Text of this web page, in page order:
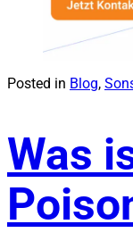
Posted in Blog,
Was